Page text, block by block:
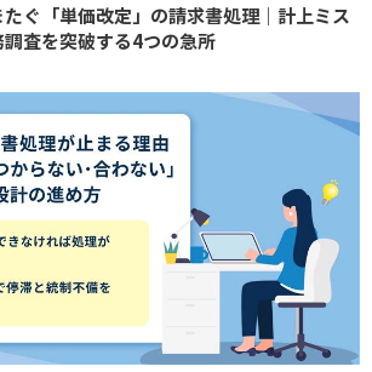
たぐ「単価改定」の請求書処理｜計上ミス
査を突破する4つの急所